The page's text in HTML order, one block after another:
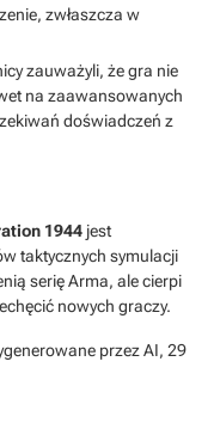
zwłaszcza w
zauważyli, że gra nie
na zaawansowanych
doświadczeń z
1944 jest
taktycznych symulacji
serię Arma, ale cierpi
nowych graczy.
przez AI, 29